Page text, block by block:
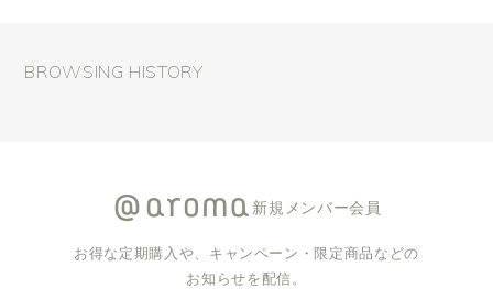
BROWSING HISTORY
新規メンバー会員
お得な定期購入や、キャンペーン・限定商品などの
お知らせを配信。